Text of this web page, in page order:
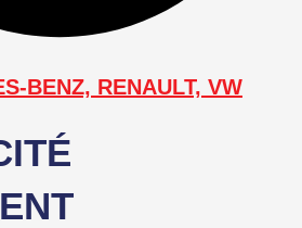
BENZ, RENAULT, VW